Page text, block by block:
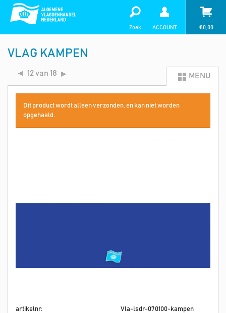
Zoek ACCOUNT €0,00
VLAG KAMPEN
12 van 18 MENU
Dit product wordt alleen verzonden, en kan niet worden
opgehaald.
artikelnr:
Vla-lsdr-070100-kampen